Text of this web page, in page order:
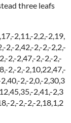
three leafs
2,11,-2,2,-2,19,
2,-2,42,-2,-2,-2,2,-
2,-2,47,-2,-2,-2,-
2,-2,-2,10,22,47,-
2,-2,0,-2,30,3
2,41,-2,3
2,-2,-2,-2,18,1,2